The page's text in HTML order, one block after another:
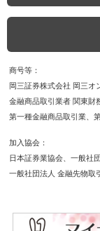
商号等
岡三証券株式会社 岡三オ
金融商品取引業者 関東財
第一種金融商品取引業
加入協会
日本証券業協会
一般社
一般社団法人 金融先物取